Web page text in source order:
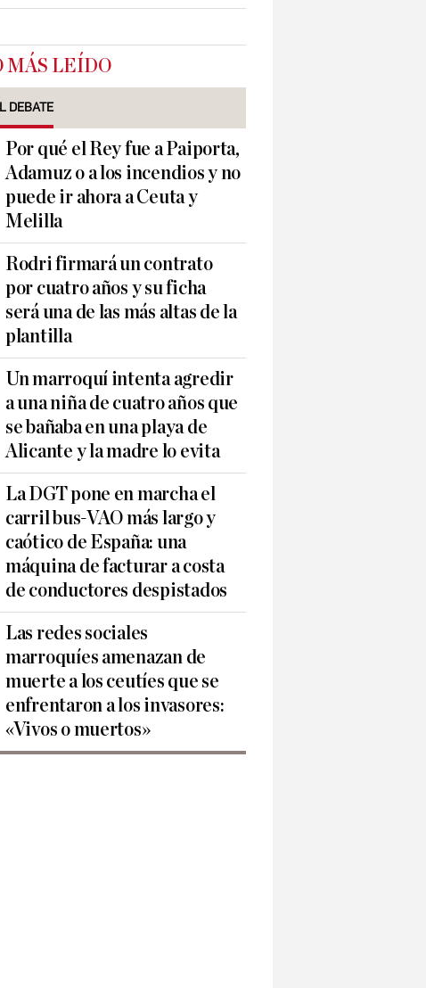
MÁS LEÍDO
DEBATE
Por qué el Rey fue a Paiporta,
Adamuz o a los incendios y no
puede ir ahora a Ceuta y
Melilla
Rodri firmará un contrato
por cuatro años y su ficha
será una de las más altas de la
plantilla
Un marroquí intenta agredir
a una niña de cuatro años que
se bañaba en una playa de
Alicante y la madre lo evita
La DGT pone en marcha el
carril bus-VAO más largo y
caótico de España: una
máquina de facturar a costa
de conductores despistados
Las redes sociales
marroquíes amenazan de
muerte a los ceutíes que se
enfrentaron a los invasores:
«Vivos o muertos»